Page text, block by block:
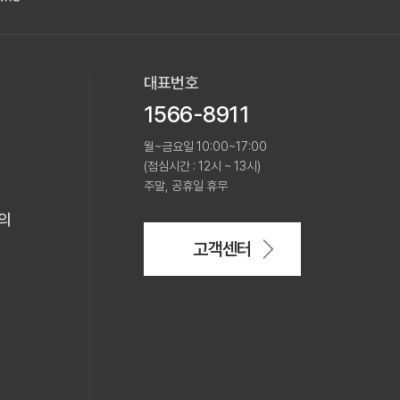
대표번호
1566-8911
월~금요일 10:00~17:00
(점심시간 : 12시 ~ 13시)
주말, 공휴일 휴무
고객센터